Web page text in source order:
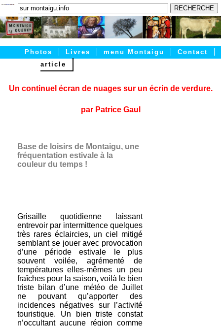
Contact
menu Montaigu
Livres
Photos
article
Un continuel écran de nuages sur un écrin de verdure.
par Patrice Gaul
Base de loisirs de Montaigu, une
fréquentation estivale à la
couleur du temps !
Grisaille quotidienne laissant
entrevoir par intermittence quelques
très rares éclaircies, un ciel mitigé
semblant se jouer avec provocation
d’une période estivale le plus
souvent voilée, agrémenté de
températures elles-mêmes un peu
fraîches pour la saison, voilà le bien
triste bilan d’une météo de Juillet
ne pouvant qu’apporter des
incidences négatives sur l’activité
touristique. Un bien triste constat
n’occultant aucune région comme